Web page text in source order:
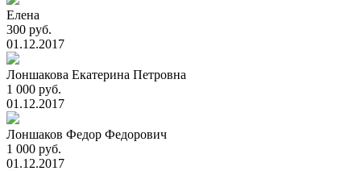
Елена
300 руб.
01.12.2017
Лоншакова Екатерина Петровна
1 000 руб.
01.12.2017
Лоншаков Федор Федорович
1 000 руб.
01.12.2017